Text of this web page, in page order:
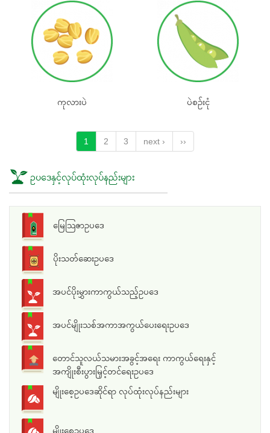
ကုလားပဲ ပဲစဉ်းငုံ
1 2 3 next › ››
ဥပဒေနှင့်လုပ်ထုံးလုပ်နည်းများ
မြေသြဇာဥပဒေ
ပိုးသတ်ဆေးဥပဒေ
အပင်ပိုးမွှားကာကွယ်သည့်ဥပဒေ
အပင်မျိုးသစ်အကာအကွယ်ပေးရေးဥပဒေ
တောင်သူလယ်သမားအခွင့်အရေး ကာကွယ်ရေးနှင့်
အကျိုးစီးပွားမြှင့်တင်ရေးဥပဒေ
မျိုးစေ့ဥပဒေဆိုင်ရာ လုပ်ထုံးလုပ်နည်းများ
မျိုးစေ့ဥပဒေ